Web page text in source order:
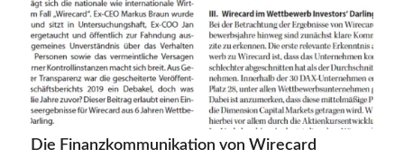
Die Finanzkommunikation von Wirecard